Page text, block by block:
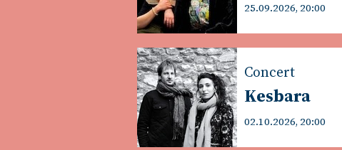
25.09.2026, 20:00
Concert
Kesbara
02.10.2026, 20:00